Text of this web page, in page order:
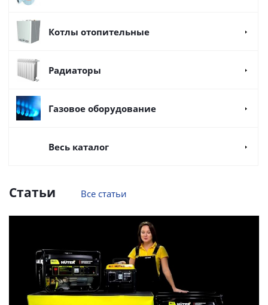
Котлы отопительные
Радиаторы
Газовое оборудование
Весь каталог
Статьи Все статьи